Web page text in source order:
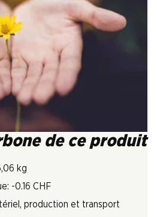
de ce produit
kg
-0.16 CHF
production et transport